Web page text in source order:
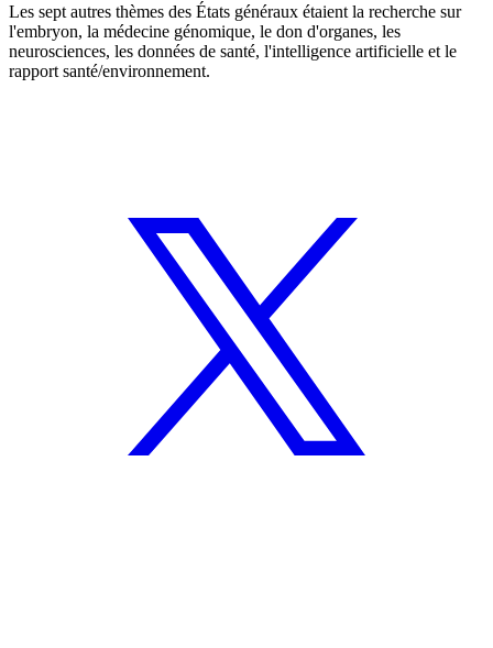
Les sept autres thèmes des États généraux étaient la recherche sur
l'embryon, la médecine génomique, le don d'organes, les
neurosciences, les données de santé, l'intelligence artificielle et le
rapport santé/environnement.